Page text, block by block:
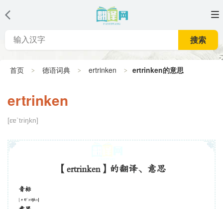
搜索
首页 德语词典 ertrinken ertrinken的意思
ertrinken
[εɐ`triŋkn]